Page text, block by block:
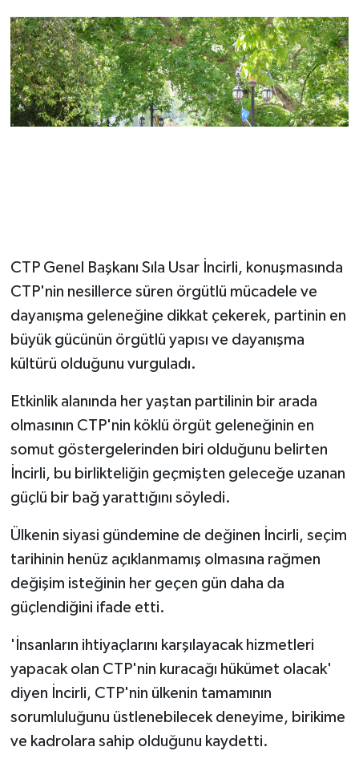
CTP Genel Başkanı Sıla Usar İncirli, konuşmasında
CTP'nin nesillerce süren örgütlü mücadele ve
dayanışma geleneğine dikkat çekerek, partinin en
büyük gücünün örgütlü yapısı ve dayanışma
kültürü olduğunu vurguladı.
Etkinlik alanında her yaştan partilinin bir arada
olmasının CTP'nin köklü örgüt geleneğinin en
somut göstergelerinden biri olduğunu belirten
İncirli, bu birlikteliğin geçmişten geleceğe uzanan
güçlü bir bağ yarattığını söyledi.
Ülkenin siyasi gündemine de değinen İncirli, seçim
tarihinin henüz açıklanmamış olmasına rağmen
değişim isteğinin her geçen gün daha da
güçlendiğini ifade etti.
'İnsanların ihtiyaçlarını karşılayacak hizmetleri
yapacak olan CTP'nin kuracağı hükümet olacak'
diyen İncirli, CTP'nin ülkenin tamamının
sorumluluğunu üstlenebilecek deneyime, birikime
ve kadrolara sahip olduğunu kaydetti.
SPOR
TATLISU
TEKNOLOJİ